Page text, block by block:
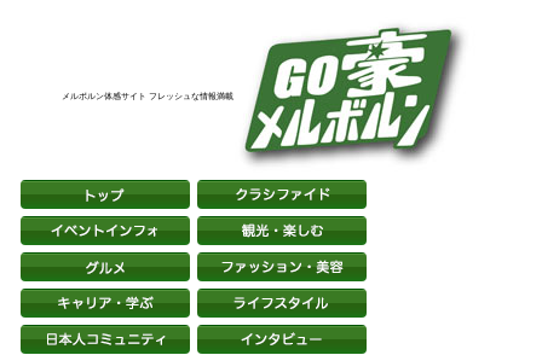
メルボルン体感サイト フレッシュな情報満載